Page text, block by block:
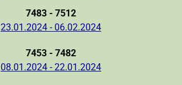
7483 - 7512
23.01.2024 - 06.02.2024
7453 - 7482
08.01.2024 - 22.01.2024